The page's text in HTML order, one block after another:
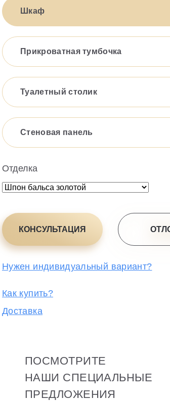
Шкаф
Прикроватная тумбочка
Туалетный столик
Стеновая панель
Отделка
КОНСУЛЬТАЦИЯ
Нужен индивидуальный вариант?
Как купить?
Доставка
ПОСМОТРИТЕ
НАШИ СПЕЦИАЛЬНЫЕ
ПРЕДЛОЖЕНИЯ